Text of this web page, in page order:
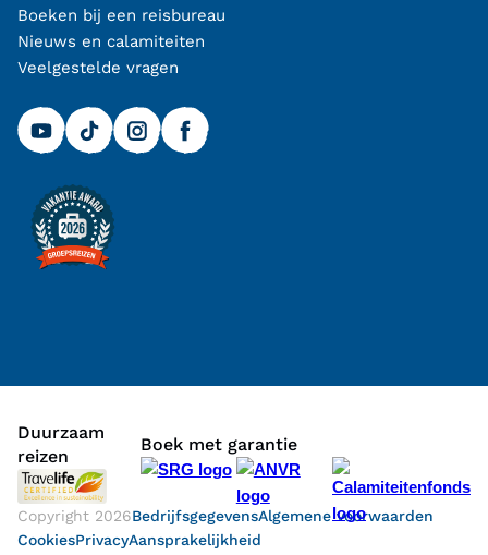
Boeken bij een reisbureau
Nieuws en calamiteiten
Veelgestelde vragen
Copyright 2026BedrijfsgegevensAlgemene voorwaarden
CookiesPrivacyAansprakelijkheid
Duurzaam
reizen
Boek met garantie